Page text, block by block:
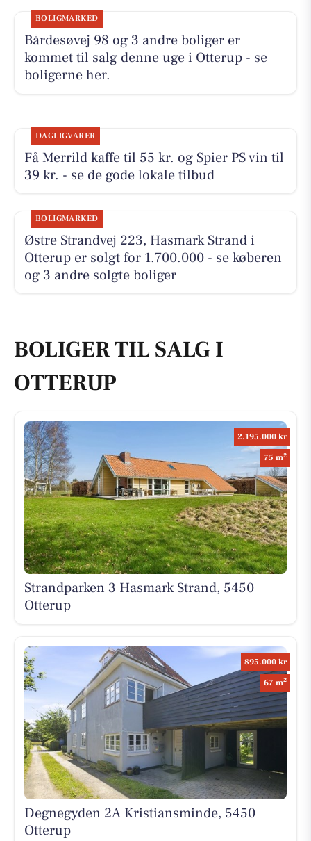
BOLIGMARKED
Bårdesøvej 98 og 3 andre boliger er
kommet til salg denne uge i Otterup - se
boligerne her.
DAGLIGVARER
Få Merrild kaffe til 55 kr. og Spier PS vin til
39 kr. - se de gode lokale tilbud
BOLIGMARKED
Østre Strandvej 223, Hasmark Strand i
Otterup er solgt for 1.700.000 - se køberen
og 3 andre solgte boliger
BOLIGER TIL SALG I
OTTERUP
2.195.000 kr
75 m2
Strandparken 3 Hasmark Strand, 5450
Otterup
895.000 kr
67 m2
Degnegyden 2A Kristiansminde, 5450
Otterup